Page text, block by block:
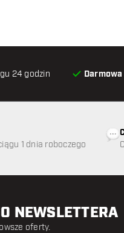
24 godzin
1 dnia roboczego
NEWSLETTERA
oferty.